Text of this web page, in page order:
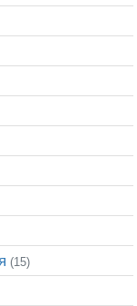
(15)